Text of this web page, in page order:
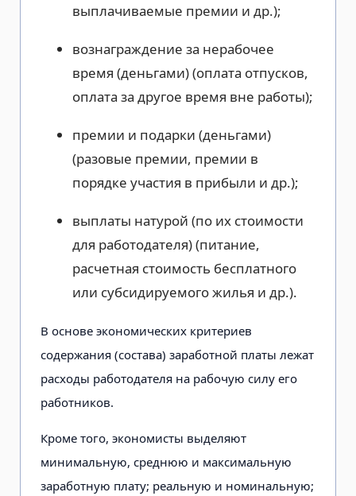
выплачиваемые премии и др.);
вознаграждение за нерабочее
время (деньгами) (оплата отпусков,
оплата за другое время вне работы);
премии и подарки (деньгами)
(разовые премии, премии в
порядке участия в прибыли и др.);
выплаты натурой (по их стоимости
для работодателя) (питание,
расчетная стоимость бесплатного
или субсидируемого жилья и др.).
В основе экономических критериев
содержания (состава) заработной платы лежат
расходы работодателя на рабочую силу его
работников.
Кроме того, экономисты выделяют
минимальную, среднюю и максимальную
заработную плату; реальную и номинальную;